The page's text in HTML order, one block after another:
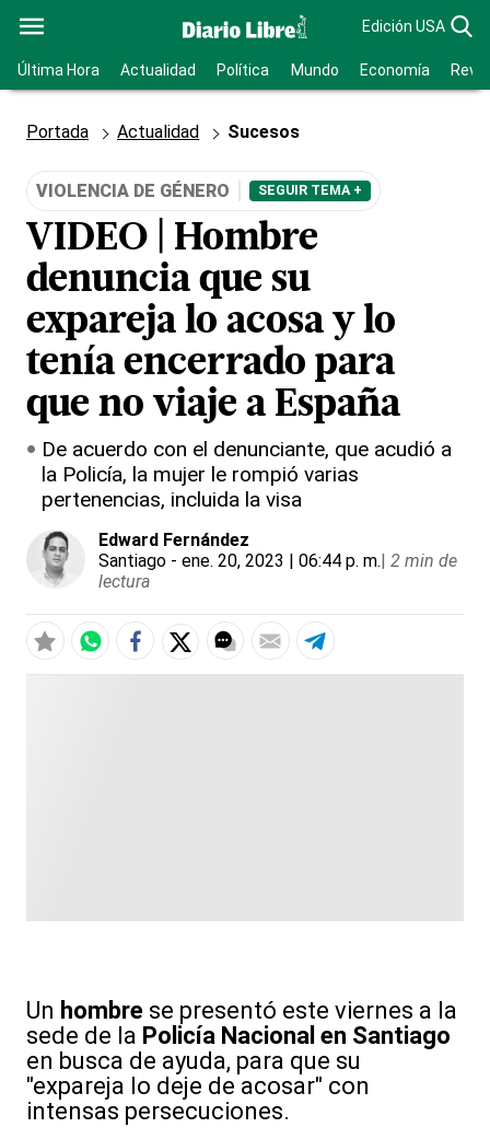
Edición USA
Última Hora Actualidad Política Mundo Economía
Portada Actualidad Sucesos
VIOLENCIA DE GÉNERO SEGUIR TEMA +
VIDEO | Hombre
denuncia que su
expareja lo acosa y lo
tenía encerrado para
que no viaje a España
De acuerdo con el denunciante, que acudió a
la Policía, la mujer le rompió varias
pertenencias, incluida la visa
Edward Fernández
Santiago - ene. 20, 2023 | 06:44 p. m.| 2 min de
lectura
Un hombre se presentó este viernes a la
sede de la Policía Nacional en Santiago
en busca de ayuda, para que su
"expareja lo deje de acosar" con
intensas persecuciones.